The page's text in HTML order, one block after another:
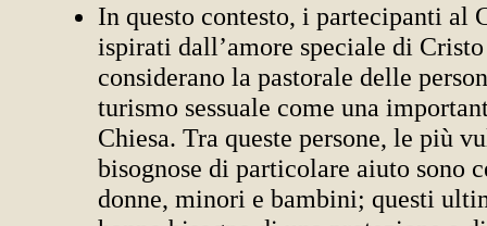
In questo contesto, i partecipanti al
ispirati dall’amore speciale di
considerano la pastorale delle
turismo sessuale come una
Chiesa. Tra queste persone, le più
bisognose di particolare aiuto sono
donne, minori e bambini; questi